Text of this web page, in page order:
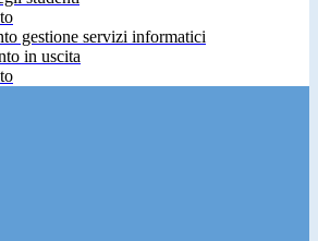
gestione servizi informatici
in uscita